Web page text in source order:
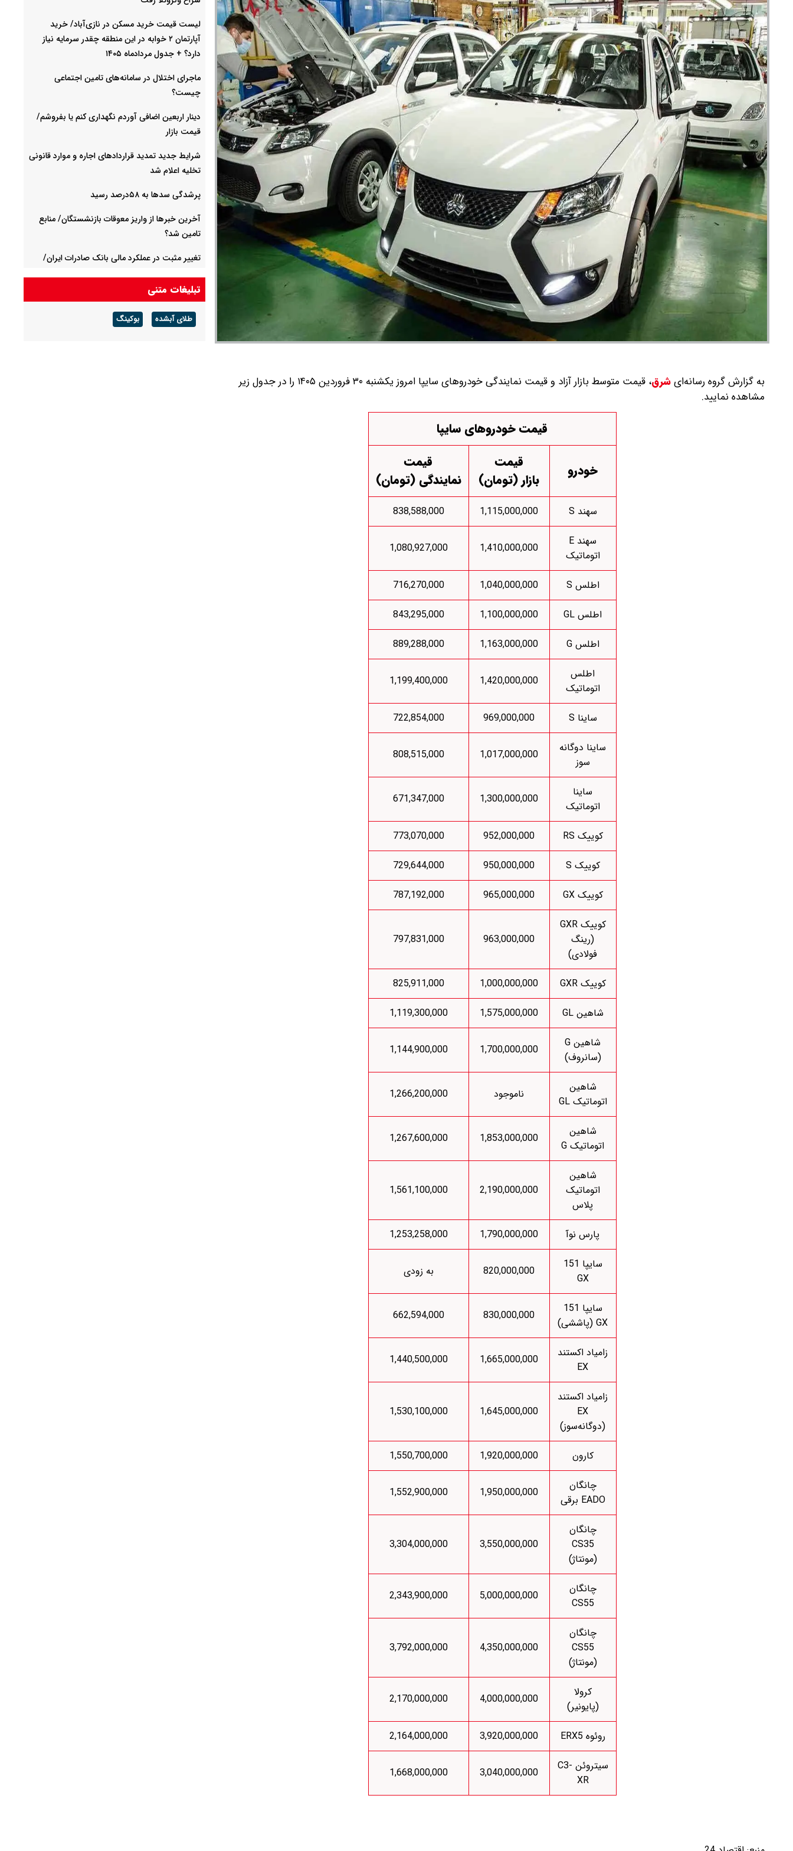
به گزارش گروه رسانه‌ایشرق،
قیمت متوسط بازار آزاد و قیمت نمایندگی خودرو‌های سایپا امروز یکشنبه ۳۰ فروردین ۱۴۰۵ را در جدول زیر
مشاهده نمایید.
قیمت خودروهای سایپا
خودرو
قیمت
بازار (تومان)
قیمت
نمایندگی (تومان)
سهند S 1,115,000,000
838,588,000
سهند E
اتوماتیک
1,410,000,000
1,080,927,000
اطلس S 1,040,000,000
716,270,000
اطلس GL
1,100,000,000
843,295,000
اطلس G
1,163,000,000
889,288,000
اطلس
اتوماتیک
1,420,000,000
1,199,400,000
ساینا S 969,000,000
722,854,000
ساینا دوگانه
سوز
1,017,000,000
808,515,000
ساینا
اتوماتیک
1,300,000,000
671,347,000
کوییک RS 952,000,000
773,070,000
کوییک S
950,000,000
729,644,000
کوییک GX
965,000,000
787,192,000
کوییک GXR
(رینگ
فولادی)
963,000,000
797,831,000
کوییک GXR 1,000,000,000
825,911,000
شاهین GL
1,575,000,000
1,119,300,000
شاهین G
(سانروف)
1,700,000,000
1,144,900,000
شاهین
اتوماتیک GL
ناموجود 1,266,200,000
شاهین
اتوماتیک G
1,853,000,000
1,267,600,000
شاهین
اتوماتیک
پلاس
2,190,000,000
1,561,100,000
پارس نوآ 1,790,000,000
1,253,258,000
سایپا 151
GX
820,000,000 به زودی
سایپا 151
GX (پاششی)
830,000,000
662,594,000
زامیاد اکستند
EX
1,665,000,000
1,440,500,000
زامیاد اکستند
EX
(دوگانه‌سوز)
1,645,000,000
1,530,100,000
کارون 1,920,000,000
1,550,700,000
چانگان
EADO برقی
1,950,000,000
1,552,900,000
چانگان
CS35
(مونتاژ)
3,550,000,000
3,304,000,000
چانگان
CS55
5,000,000,000
2,343,900,000
چانگان
CS55
(مونتاژ)
4,350,000,000
3,792,000,000
کرولا
(پایونیر)
4,000,000,000
2,170,000,000
روئوه ERX5 3,920,000,000
2,164,000,000
سیتروئن C3-
XR
3,040,000,000
1,668,000,000
لیست قیمت خرید مسکن در نازی‌آباد/ خرید
آپارتمان ۲ خوابه در این منطقه چقدر سرمایه نیاز
دارد؟ + جدول مردادماه ۱۴۰۵
ماجرای اختلال در سامانه‌های تامین اجتماعی
چیست؟
دینار اربعین اضافی آوردم نگهداری کنم یا بفروشم/
قیمت بازار
شرایط جدید تمدید قراردادهای اجاره و موارد قانونی
تخلیه اعلام شد
پرشدگی سدها به ۵۸درصد رسید
آخرین خبرها از واریز معوقات بازنشستگان/ منابع
تامین شد؟
تغییر مثبت در عملکرد مالی بانک صادرات ایران/
شرط جدید بازنشستگی اعلام شد + جزئیات
تبلیغات متنی
طلای آبشده بوکینگ